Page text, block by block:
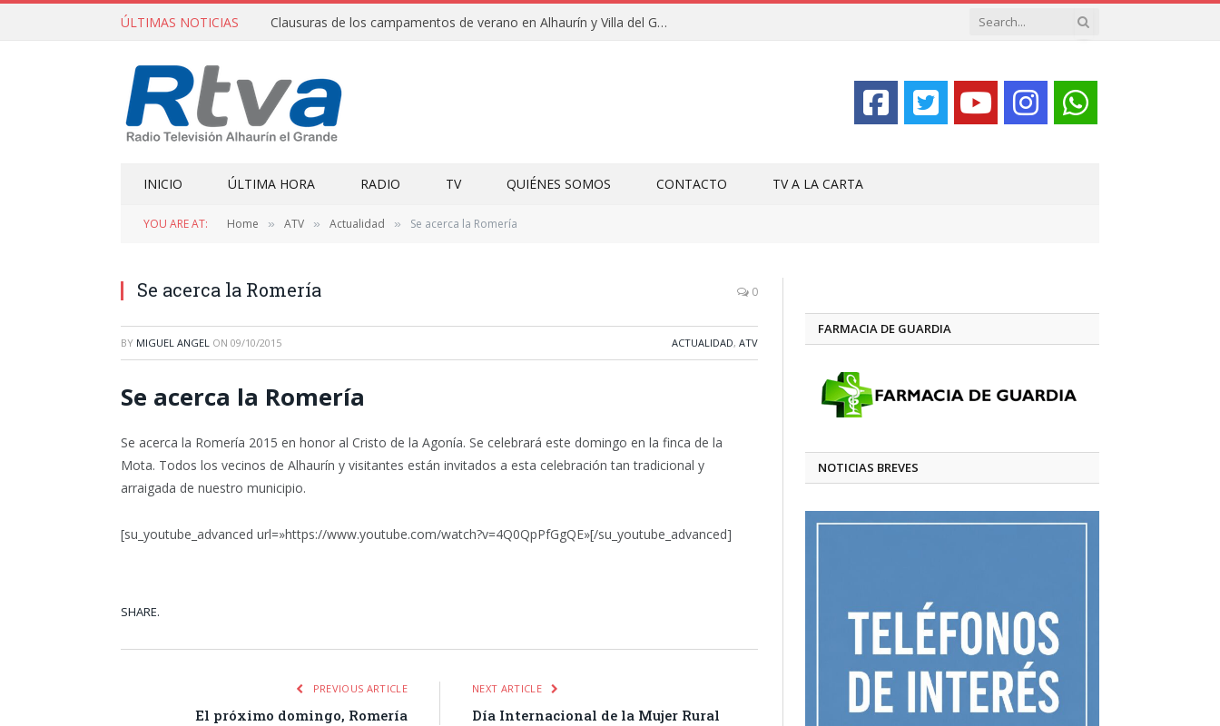
ÚLTIMAS NOTICIAS Clausuras de los campamentos de verano en Alhaurín y Villa del Guadalhorce 2026
INICIO ÚLTIMA HORA RADIO TV QUIÉNES SOMOS CONTACTO TV A LA CARTA
YOU ARE AT: Home » ATV » Actualidad » Se acerca la Romería
Se acerca la Romería 0
BY MIGUEL ANGEL ON 09/10/2015 ACTUALIDAD, ATV
Se acerca la Romería
Se acerca la Romería 2015 en honor al Cristo de la Agonía. Se celebrará este domingo en la finca de la
Mota. Todos los vecinos de Alhaurín y visitantes están invitados a esta celebración tan tradicional y
arraigada de nuestro municipio.
[su_youtube_advanced url=»https://www.youtube.com/watch?v=4Q0QpPfGgQE»[/su_youtube_advanced]
SHARE.
PREVIOUS ARTICLE
El próximo domingo, Romería
NEXT ARTICLE
Día Internacional de la Mujer Rural
FARMACIA DE GUARDIA
NOTICIAS BREVES